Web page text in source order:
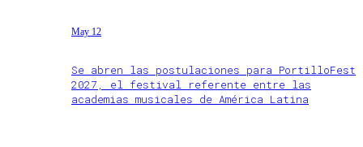
May 12
Se abren las postulaciones para PortilloFest
2027, el festival referente entre las
academias musicales de América Latina